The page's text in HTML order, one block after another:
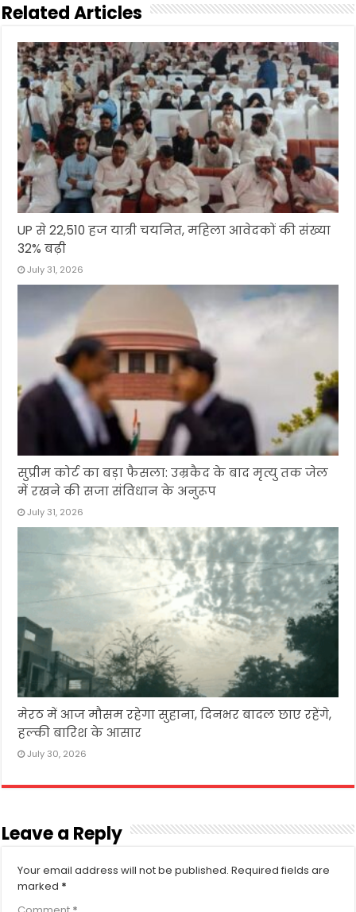
Related Articles
UP से 22,510 हज यात्री चयनित, महिला आवेदकों की संख्या
32% बढ़ी
July 31, 2026
सुप्रीम कोर्ट का बड़ा फैसला: उम्रकैद के बाद मृत्यु तक जेल
में रखने की सजा संविधान के अनुरूप
July 31, 2026
मेरठ में आज मौसम रहेगा सुहाना, दिनभर बादल छाए रहेंगे,
हल्की बारिश के आसार
July 30, 2026
Leave a Reply
Your email address will not be published. Required fields are
marked *